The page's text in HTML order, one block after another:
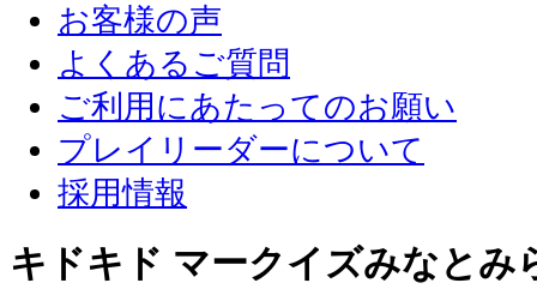
お客様の声
よくあるご質問
ご利用にあたってのお願い
プレイリーダーについて
採用情報
キドキド マークイズみなとみ